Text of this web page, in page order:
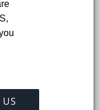
Unsere Arbeit
Unternehmen
allen Unternehmen
in
der